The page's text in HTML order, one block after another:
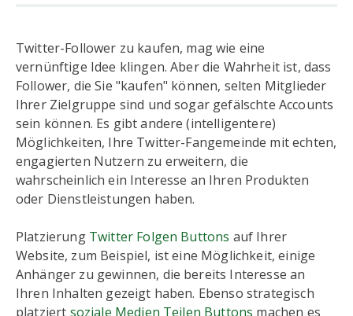
Twitter-Follower zu kaufen, mag wie eine
vernünftige Idee klingen. Aber die Wahrheit ist, dass
Follower, die Sie "kaufen" können, selten Mitglieder
Ihrer Zielgruppe sind und sogar gefälschte Accounts
sein können. Es gibt andere (intelligentere)
Möglichkeiten, Ihre Twitter-Fangemeinde mit echten,
engagierten Nutzern zu erweitern, die
wahrscheinlich ein Interesse an Ihren Produkten
oder Dienstleistungen haben.
Platzierung Twitter Folgen Buttons auf Ihrer
Website, zum Beispiel, ist eine Möglichkeit, einige
Anhänger zu gewinnen, die bereits Interesse an
Ihren Inhalten gezeigt haben. Ebenso strategisch
platziert soziale Medien Teilen Buttons machen es